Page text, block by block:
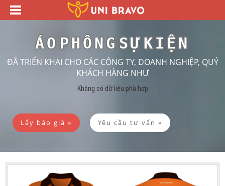
ÁO PHÔNG SỰ KIỆN
ĐÃ TRIỂN KHAI CHO CÁC CÔNG TY, DOANH NGHIỆP, QUÝ
KHÁCH HÀNG NHƯ
Không có dữ liệu phù hợp
Lấy báo giá » Yêu cầu tư vấn »